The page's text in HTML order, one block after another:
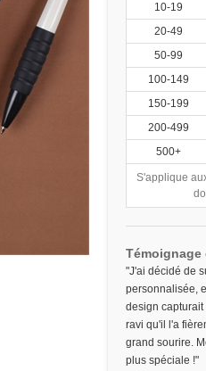
10-19
20-49
50-99
100-149
150-199
200-499
500+
S'applique
Témoignage
"J'ai décidé de
personnalisée,
design
ravi qu'il l'a
grand sourire.
plus spéciale !"